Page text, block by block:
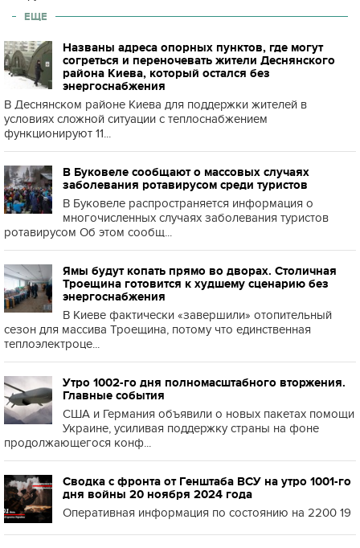
ЕЩЕ
Названы адреса опорных пунктов, где могут
согреться и переночевать жители Деснянского
района Киева, который остался без
энергоснабжения
В Деснянском районе Киева для поддержки жителей в
условиях сложной ситуации с теплоснабжением
функционируют 11...
В Буковеле сообщают о массовых случаях
заболевания ротавирусом среди туристов
В Буковеле распространяется информация о
многочисленных случаях заболевания туристов
ротавирусом Об этом сообщ...
Ямы будут копать прямо во дворах. Столичная
Троещина готовится к худшему сценарию без
энергоснабжения
В Киеве фактически «завершили» отопительный
сезон для массива Троещина, потому что единственная
теплоэлектроце...
Утро 1002-го дня полномасштабного вторжения.
Главные события
США и Германия объявили о новых пакетах помощи
Украине, усиливая поддержку страны на фоне
продолжающегося конф...
Сводка с фронта от Генштаба ВСУ на утро 1001-го
дня войны 20 ноября 2024 года
Оперативная информация по состоянию на 2200 19